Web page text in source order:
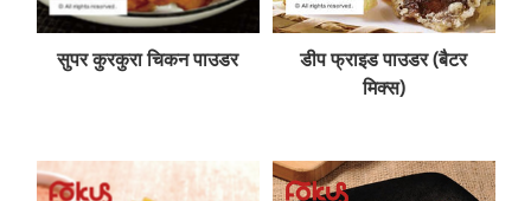
सुपर कुरकुरा चिकन पाउडर
डीप फ्राइड पाउडर (बैटर
मिक्स)